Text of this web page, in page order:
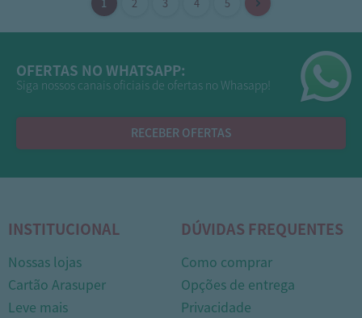
OFERTAS NO WHATSAPP:
Siga nossos canais oficiais de ofertas no Whasapp!
RECEBER OFERTAS
INSTITUCIONAL
Nossas lojas
Cartão Arasuper
Leve mais
DÚVIDAS FREQUENTES
Como comprar
Opções de entrega
Privacidade